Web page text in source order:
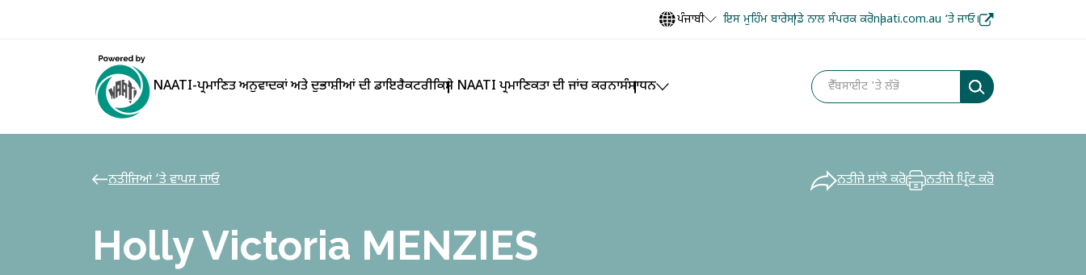
ਪੰਜਾਬੀ ਇਸ ਮੁਹਿੰਮ ਬਾਰੇਸਾਡੇ ਨਾਲ ਸੰਪਰਕ ਕਰੋnaati.com.au ‘ਤੇ ਜਾਓ।
NAATI-ਪ੍ਰਮਾਣਿਤ ਅਨੁਵਾਦਕਾਂ ਅਤੇ ਦੁਭਾਸ਼ੀਆਂ ਦੀ ਡਾਇਰੈਕਟਰੀਕਿਸੇ NAATI ਪ੍ਰਮਾਣਿਕਤਾ ਦੀ ਜਾਂਚ ਕਰਨਾਸੰਸਾਧਨ
ਨਤੀਜਿਆਂ ‘ਤੇ ਵਾਪਸ ਜਾਓ ਨਤੀਜੇ ਸਾਂਝੇ ਕਰੋ ਨਤੀਜੇ ਪ੍ਰਿੰਟ ਕਰੋ
Holly Victoria MENZIES